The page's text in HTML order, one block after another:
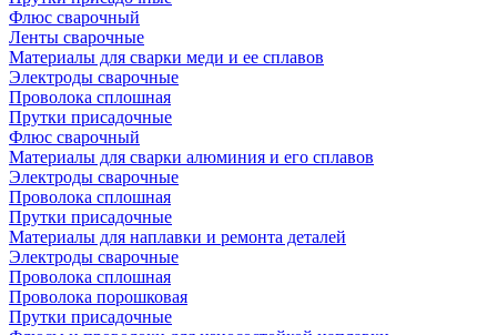
Флюс сварочный
Ленты сварочные
Материалы для сварки меди и ее сплавов
Электроды сварочные
Проволока сплошная
Прутки присадочные
Флюс сварочный
Материалы для сварки алюминия и его сплавов
Электроды сварочные
Проволока сплошная
Прутки присадочные
Материалы для наплавки и ремонта деталей
Электроды сварочные
Проволока сплошная
Проволока порошковая
Прутки присадочные